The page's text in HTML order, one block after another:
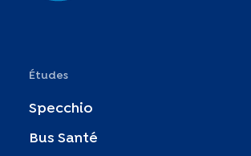
Études
Specchio
Bus Santé